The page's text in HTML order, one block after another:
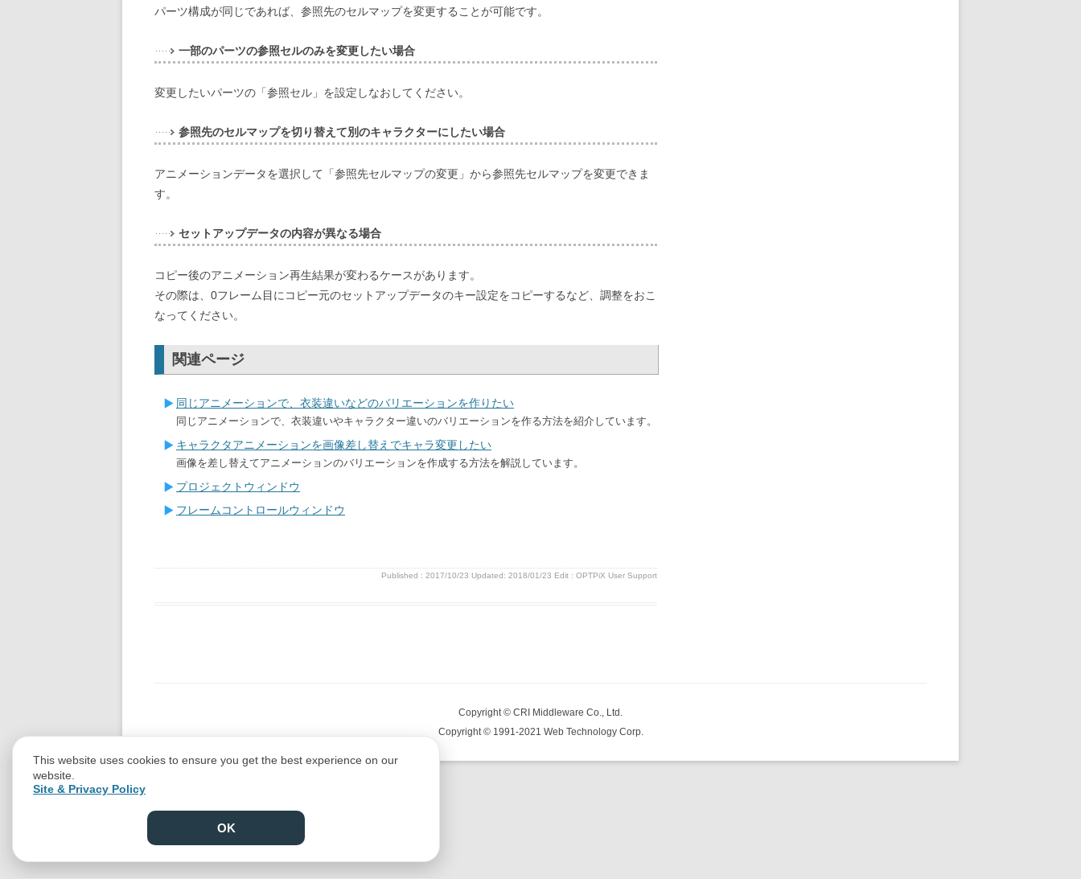
パーツ構成が同じであれば、参照先のセルマップを変更することが可能です。
一部のパーツの参照セルのみを変更したい場合
変更したいパーツの「参照セル」を設定しなおしてください。
参照先のセルマップを切り替えて別のキャラクターにしたい場合
アニメーションデータを選択して「参照先セルマップの変更」から参照先セルマップを変更できま
す。
セットアップデータの内容が異なる場合
コピー後のアニメーション再生結果が変わるケースがあります。
その際は、0フレーム目にコピー元のセットアップデータのキー設定をコピーするなど、 調整をおこ
なってください。
関連ページ
同じアニメーションで、衣装違いなどのバリエーションを作りたい
同じアニメーションで、衣装違いやキャラクター違いのバリエーションを作る方法を紹介しています。
キャラクタアニメーションを画像差し替えでキャラ変更したい
画像を差し替えてアニメーションのバリエーションを作成する方法を解説しています。
プロジェクトウィンドウ
フレームコントロールウィンドウ
Published : 2017/10/23 Updated: 2018/01/23 Edit : OPTPiX User Support
Copyright © CRI Middleware Co., Ltd.
Copyright © 1991-2021 Web Technology Corp.
This website uses cookies to ensure you get the best experience on our
website.
Site & Privacy Policy
OK